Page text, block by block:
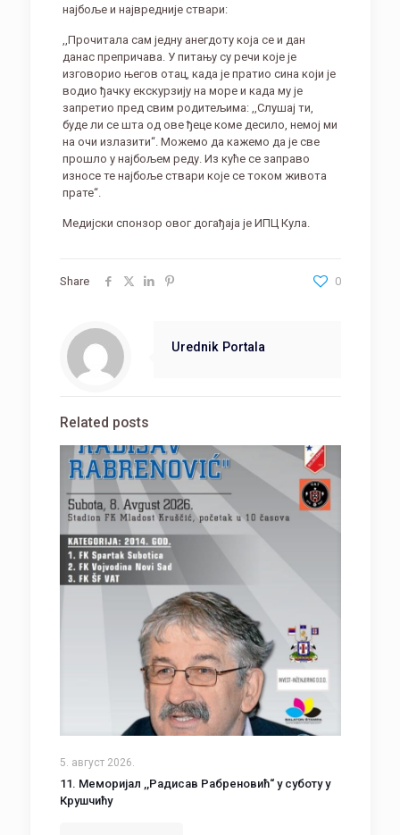
најбоље и највредније ствари:
,,Прочитала сам једну анегдоту која се и дан
данас препричава. У питању су речи које је
изговорио његов отац, када је пратио сина који је
водио ђачку екскурзију на море и када му је
запретио пред свим родитељима: ,,Слушај ти,
буде ли се шта од ове ђеце коме десило, немој ми
на очи излазити“. Можемо да кажемо да је све
прошло у најбољем реду. Из куће се заправо
износе те најбоље ствари које се током живота
прате“.
Медијски спонзор овог догађаја је ИПЦ Кула.
Share 0
Urednik Portala
Related posts
5. август 2026.
11. Меморијал ,,Радисав Рабреновић“ у суботу у
Крушчићу